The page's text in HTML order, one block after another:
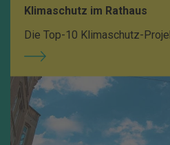
Klimaschutz im Rathaus
Die Top-10 Klimaschutz-